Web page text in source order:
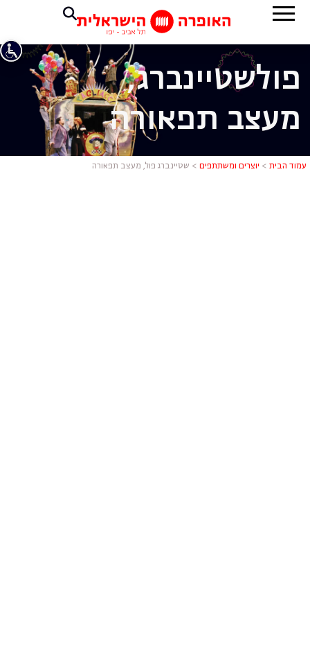
שטיינברג
פולשטיינברג,
מעצב תפאורה
עמוד הבית > יוצרים ומשתתפים > שטיינברג פול, מעצב תפאורה